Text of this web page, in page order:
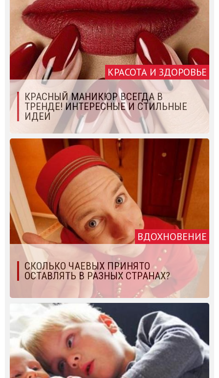
КРАСОТА И ЗДОРОВЬЕ
КРАСНЫЙ МАНИКЮР ВСЕГДА В
ТРЕНДЕ! ИНТЕРЕСНЫЕ И СТИЛЬНЫЕ
ИДЕИ
ВДОХНОВЕНИЕ
СКОЛЬКО ЧАЕВЫХ ПРИНЯТО
ОСТАВЛЯТЬ В РАЗНЫХ СТРАНАХ?